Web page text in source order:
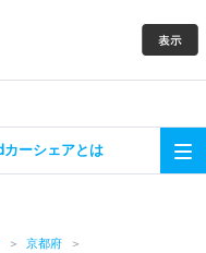
カーシェアとは
京都府